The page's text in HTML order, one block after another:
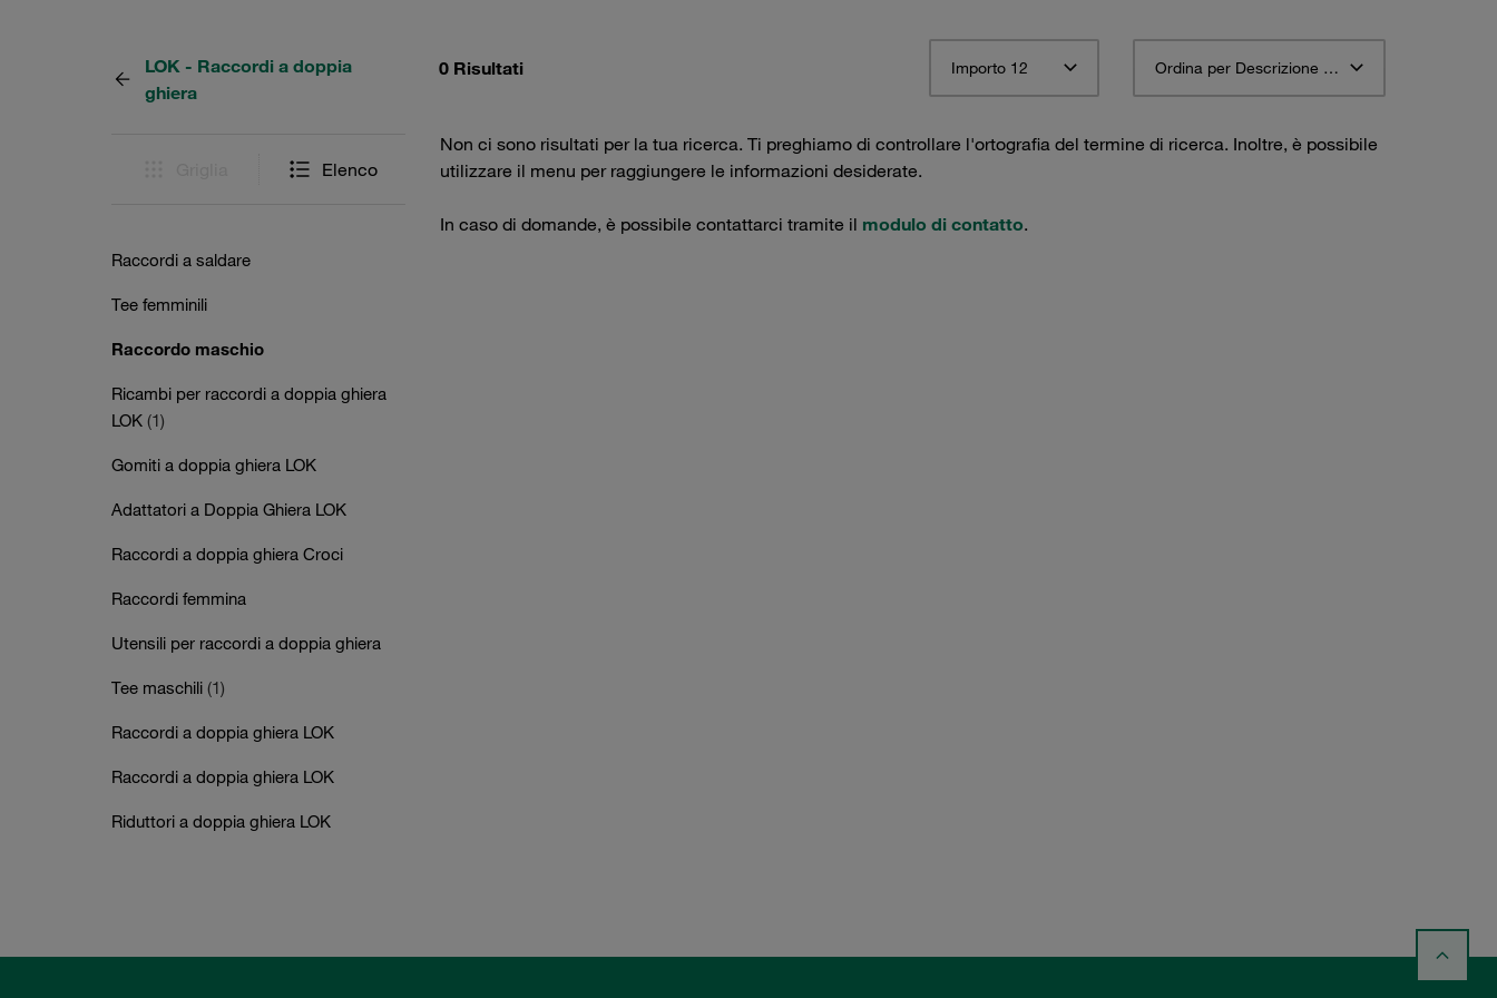
LOK - Raccordi a doppia
ghiera
Elenco
Raccordi a saldare
Tee femminili
Raccordo maschio
Ricambi per raccordi a doppia ghiera
LOK (1)
Gomiti a doppia ghiera LOK
Adattatori a Doppia Ghiera LOK
Raccordi a doppia ghiera Croci
Raccordi femmina
Utensili per raccordi a doppia ghiera
Tee maschili (1)
Raccordi a doppia ghiera LOK
Raccordi a doppia ghiera LOK
Riduttori a doppia ghiera LOK
0 Risultati Importo 12 Ordina per Descrizione materiale STAUFF ascendente
Non ci sono risultati per la tua ricerca. Ti preghiamo di controllare l'ortografia del termine di ricerca. Inoltre, è possibile
utilizzare il menu per raggiungere le informazioni desiderate.
In caso di domande, è possibile contattarci tramite il modulo di contatto.